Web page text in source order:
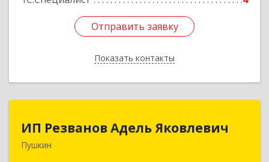
Отправить заявку
Показать контакты
Отправить заявку
Назад
ИП Резванов Адель Яковлевич
Пушкин
196602, Санкт-Петербург г, Пушкин г, Красной